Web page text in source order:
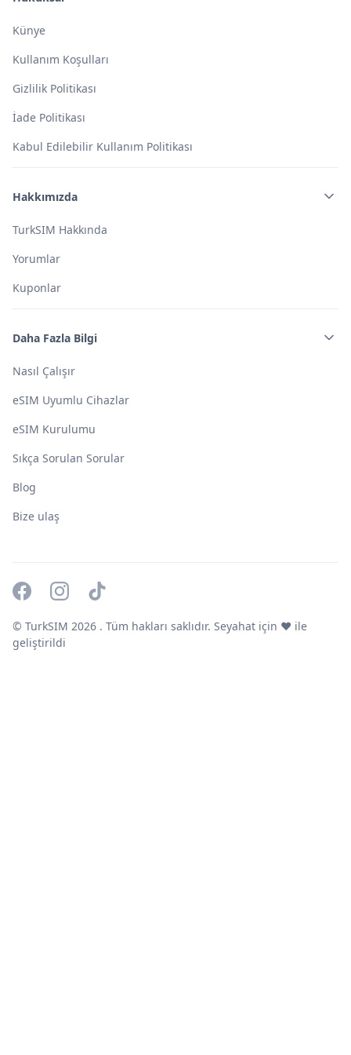
Künye
Kullanım Koşulları
Gizlilik Politikası
İade Politikası
Kabul Edilebilir Kullanım Politikası
Hakkımızda
TurkSIM Hakkında
Yorumlar
Kuponlar
Daha Fazla Bilgi
Nasıl Çalışır
eSIM Uyumlu Cihazlar
eSIM Kurulumu
Sıkça Sorulan Sorular
Blog
Bize ulaş
© TurkSIM 2026 . Tüm hakları saklıdır. Seyahat için ❤️ ile
geliştirildi